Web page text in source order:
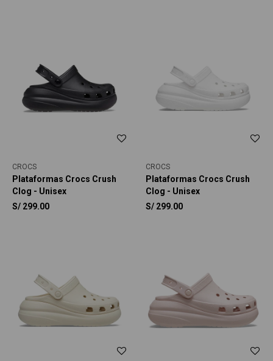
CROCS
Plataformas Crocs Crush
Clog - Unisex
S/ 299.00
CROCS
Plataformas Crocs Crush
Clog - Unisex
S/ 299.00